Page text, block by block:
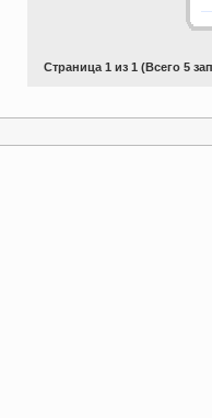
Страница 1 из 1 (Всего 5